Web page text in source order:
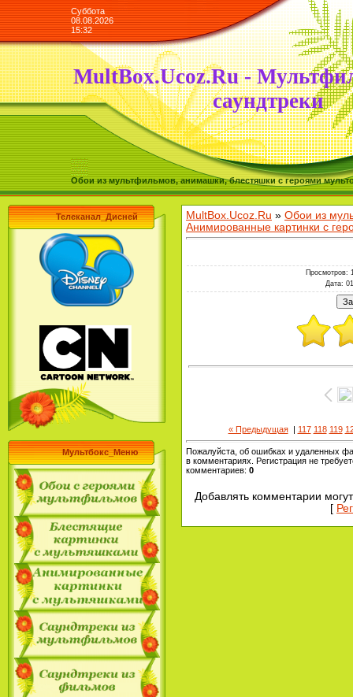
Суббота
08.08.2026
15:32
MultBox.Ucoz.Ru -
саундтреки
Обои из мультфильмов, анимашки, блестяшки с героями
Телеканал_Дисней
Мультбокс_Меню
MultBox.Ucoz.Ru » Обои из
Анимированные картинки с
Просмотров:
Дата:
« Предыдущая| 117 118 119
Пожалуйста, об ошибках и удаленных
в комментариях. Регистрация не
комментариев: 0
Добавлять комментарии
[